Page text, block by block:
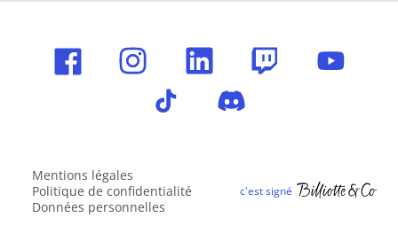
Mentions légales
Politique de confidentialité
Données personnelles